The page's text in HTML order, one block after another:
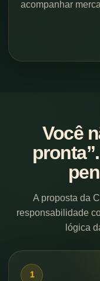
acompanhar
Você
A proposta da
responsabilidade
lógica